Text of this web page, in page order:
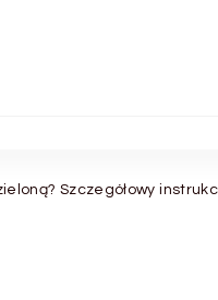
Szczegółowy